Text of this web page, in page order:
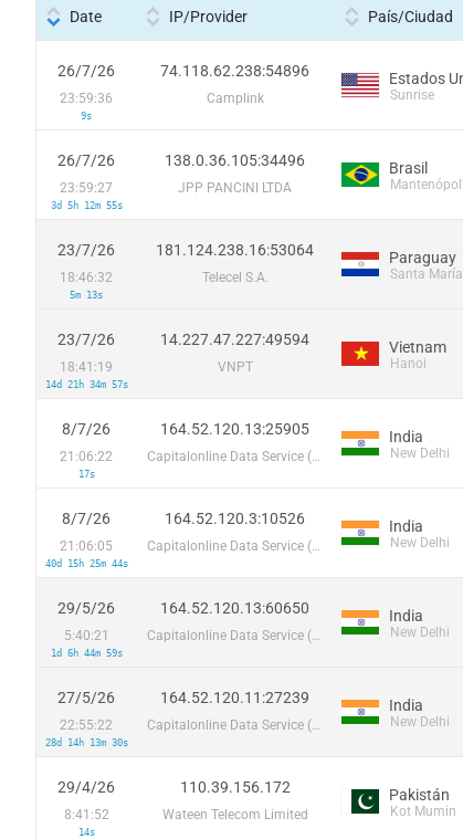
Date IP/Provider País/Ciudad
26/7/26
23:59:36
9s
74.118.62.238:54896
Camplink
Estados
Sunrise
26/7/26
23:59:27
3d 5h 12m 55s
138.0.36.105:34496
JPP PANCINI LTDA
Brasil
23/7/26
18:46:32
5m 13s
181.124.238.16:53064
Telecel S.A.
Paraguay
Santa María
23/7/26
18:41:19
14d 21h 34m 57s
14.227.47.227:49594
VNPT
Vietnam
Hanoi
8/7/26
21:06:22
17s
164.52.120.13:25905
Capitalonline Data Service (HK) Co
India
New Delhi
8/7/26
21:06:05
40d 15h 25m 44s
164.52.120.3:10526
Capitalonline Data Service (HK) Co
India
New Delhi
29/5/26
5:40:21
1d 6h 44m 59s
164.52.120.13:60650
Capitalonline Data Service (HK) Co
India
New Delhi
27/5/26
22:55:22
28d 14h 13m 30s
164.52.120.11:27239
Capitalonline Data Service (HK) Co
India
New Delhi
29/4/26
8:41:52
14s
110.39.156.172
Wateen Telecom Limited
Pakistán
Kot Mumin